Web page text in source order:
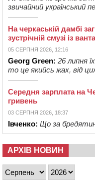
звичайний український
На черкаській дамбі
зустрічній смузі із
05 СЕРПНЯ 2026, 12:16
Georg Green: 26 липня
то це якийсь жах, від цих
Середня зарплата на
гривень
03 СЕРПНЯ 2026, 18:37
Івченко: Що за
АРХІВ НОВИН